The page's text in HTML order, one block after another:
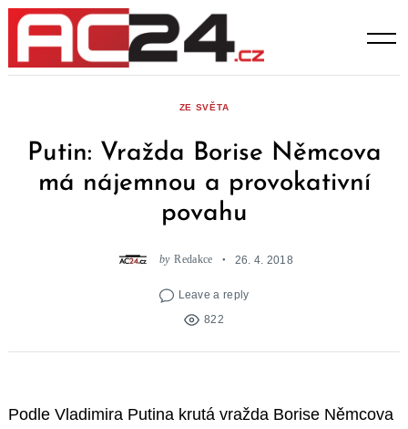
Skip
content
ZE SVĚTA
Putin: Vražda Borise Němcova
má nájemnou a provokativní
povahu
by Redakce 26. 4. 2018
Leave a reply
822
Podle Vladimira Putina krutá vražda Borise Němcova